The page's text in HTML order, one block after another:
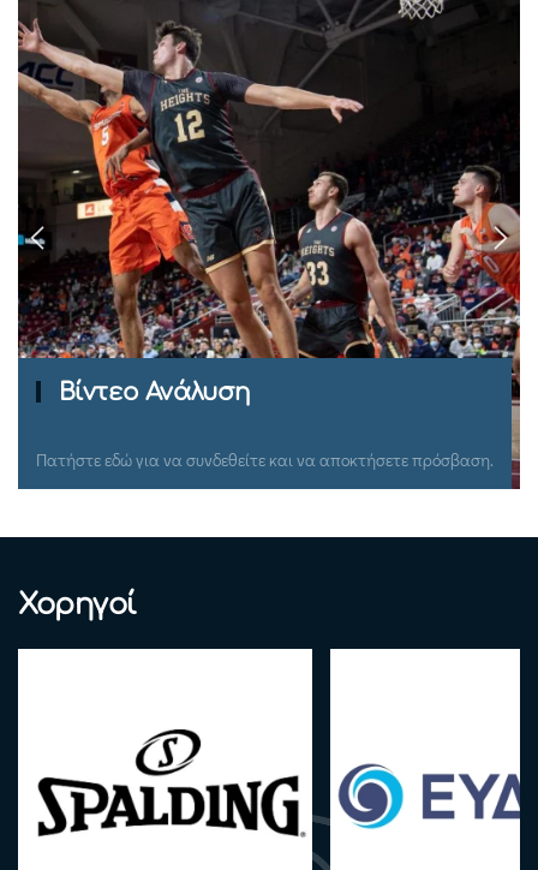
Ομιλίες Σεμιναρίων
Πατήστε εδώ για να συνδεθείτε και να αποκτήσετε πρόσβαση.
Χορηγοί